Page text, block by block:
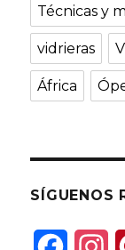
Técnicas y
vidrieras
África
SÍGUENOS